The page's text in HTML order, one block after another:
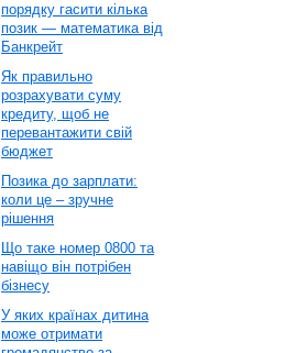
порядку гасити кілька
позик — математика від
Банкрейт
Як правильно
розрахувати суму
кредиту, щоб не
перевантажити свій
бюджет
Позика до зарплати:
коли це – зручне
рішення
Що таке номер 0800 та
навіщо він потрібен
бізнесу
У яких країнах дитина
може отримати